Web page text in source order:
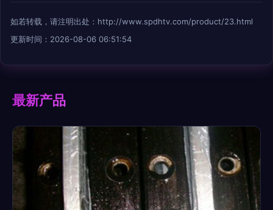
如若转载，请注明出处：http://www.spdhtv.com/product/23.html
更新时间：2026-08-06 06:51:54
最新产品